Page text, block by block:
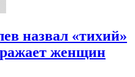
назвал «тихий»
женщин